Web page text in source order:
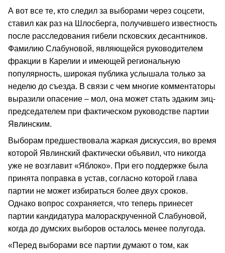
А вот все те, кто следил за выборами через соцсети,
ставил как раз на Шлосберга, получившего известность
после расследования гибели псковских десантников.
Фамилию Слабуновой, являющейся руководителем
фракции в Карелии и имеющей региональную
популярность, широкая публика услышала только за
неделю до съезда. В связи с чем многие комментаторы
выразили опасение – мол, она может стать эдаким зиц-
председателем при фактическом руководстве партии
Явлинским.
Выборам предшествовала жаркая дискуссия, во время
которой Явлинский фактически объявил, что никогда
уже не возглавит «Яблоко». При его поддержке была
принята поправка в устав, согласно которой глава
партии не может избираться более двух сроков.
Однако вопрос сохраняется, что теперь принесет
партии кандидатура малораскрученной Слабуновой,
когда до думских выборов осталось менее полугода.
«Перед выборами все партии думают о том, как